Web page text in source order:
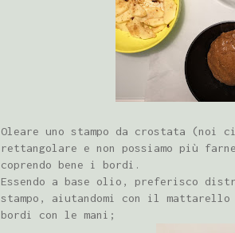
Oleare uno stampo da crostata (noi
rettangolare e non possiamo più
coprendo bene i bordi.
Essendo a base olio, preferisco
stampo, aiutandomi con il
bordi con le mani;